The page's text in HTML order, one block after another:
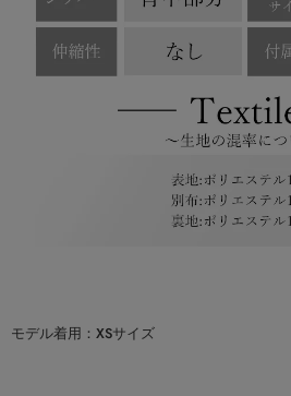
モデル着用：XSサイズ